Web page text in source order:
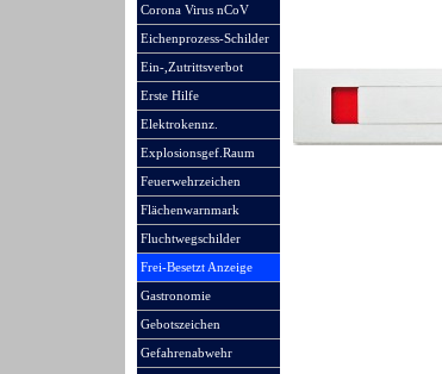
Corona Virus nCoV
Eichenprozess-Schilder
Ein-,Zutrittsverbot
Erste Hilfe
Elektrokennz.
Explosionsgef.Raum
Feuerwehrzeichen
Flächenwarnmark
Fluchtwegschilder
Frei-Besetzt Anzeige
Gastronomie
Gebotszeichen
Gefahrenabwehr